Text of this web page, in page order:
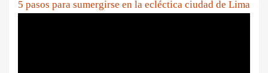
5 pasos para sumergirse en la ecléctica ciudad de Lima